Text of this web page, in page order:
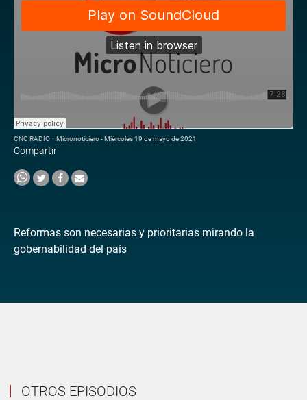
CNC RADIO · Micronoticiero - Miércoles 19 de mayo de 2021
Compartir
Reformas son necesarias y prioritarias mirando la
gobernabilidad del país
OTROS EPISODIOS